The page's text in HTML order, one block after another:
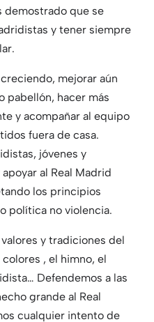
demostrado que se
y tener siempre
mejorar aún
pabellón, hacer más
y acompañar al equipo
fuera de casa.
jóvenes y
al Real Madrid
los principios
política no violencia.
y tradiciones del
, el himno, el
Defendemos a las
grande al Real
cualquier intento de